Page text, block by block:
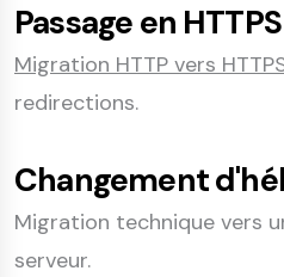
Passage en HTTPS
Migration HTTP vers
redirections.
Changement
Migration technique vers
serveur.